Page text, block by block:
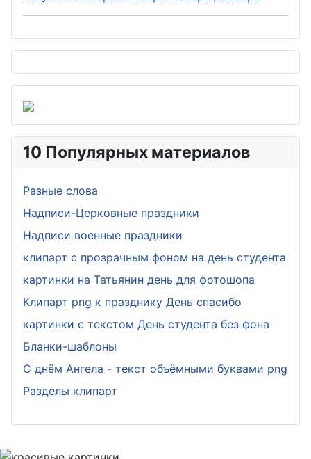
10 Популярных материалов
Разные слова
Надписи-Церковные праздники
Надписи военные праздники
клипарт с прозрачным фоном на день студента
картинки на Татьянин день для фотошопа
Клипарт png к празднику День спасибо
картинки с текстом День студента без фона
Бланки-шаблоны
С днём Ангела - текст объёмными буквами png
Разделы клипарт